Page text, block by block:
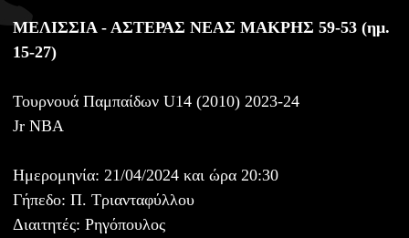
ΜΕΛΙΣΣΙΑ - ΑΣΤΕΡΑΣ ΝΕΑΣ ΜΑΚΡΗΣ 59-53 (ημ.
15-27)
Τουρνουά Παμπαίδων U14 (2010) 2023-24
Jr NBA
Ημερομηνία: 21/04/2024 και ώρα 20:30
Γήπεδο: Π. Τριανταφύλλου
Διαιτητές: Ρηγόπουλος